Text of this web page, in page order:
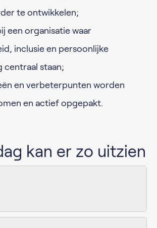
te ontwikkelen;
een organisatie waar
inclusie en persoonlijke
centraal staan;
en verbeterpunten worden
en actief opgepakt.
kan er zo uitzien